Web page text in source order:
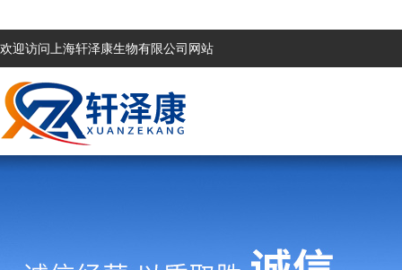
欢迎访问上海轩泽康生物有限公司网站